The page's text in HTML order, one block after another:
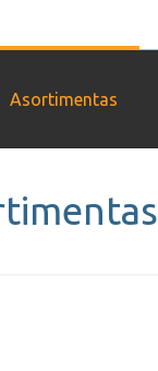
Asortimentas